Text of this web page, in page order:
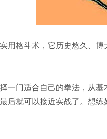
用格斗术，它历史悠久、
一门适合自己的拳法，从基
后就可以接近实战了。想